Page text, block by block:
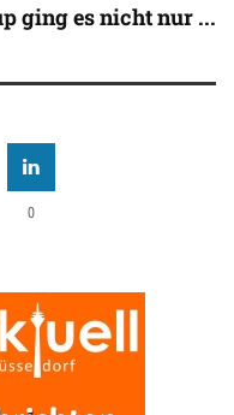
ging es nicht nur ...
0